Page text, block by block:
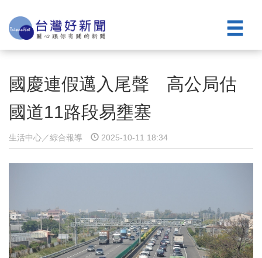
國慶連假邁入尾聲 高公局估
國道11路段易壅塞
生活中心／綜合報導 2025-10-11 18:34